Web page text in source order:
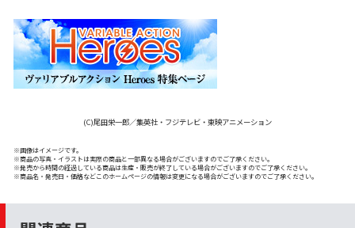
(C)尾田栄一郎／集英社・フジテレビ・東映アニメーション
※画像はイメージです。
※商品の写真・イラストは実際の商品と一部異なる場合がございますのでご了承ください。
※発売から時間の経過している商品は生産・販売が終了している場合がございますのでご了承ください。
※商品名・発売日・価格などこのホームページの情報は変更になる場合がございますのでご了承ください。